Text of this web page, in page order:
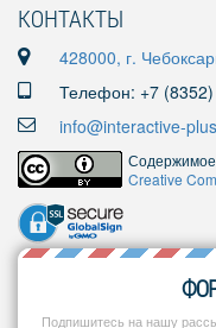
КОНТАКТЫ
428000, г.
Телефон: +7
info@interactive-
Содержимое
Creative
Подпишитесь на нашу